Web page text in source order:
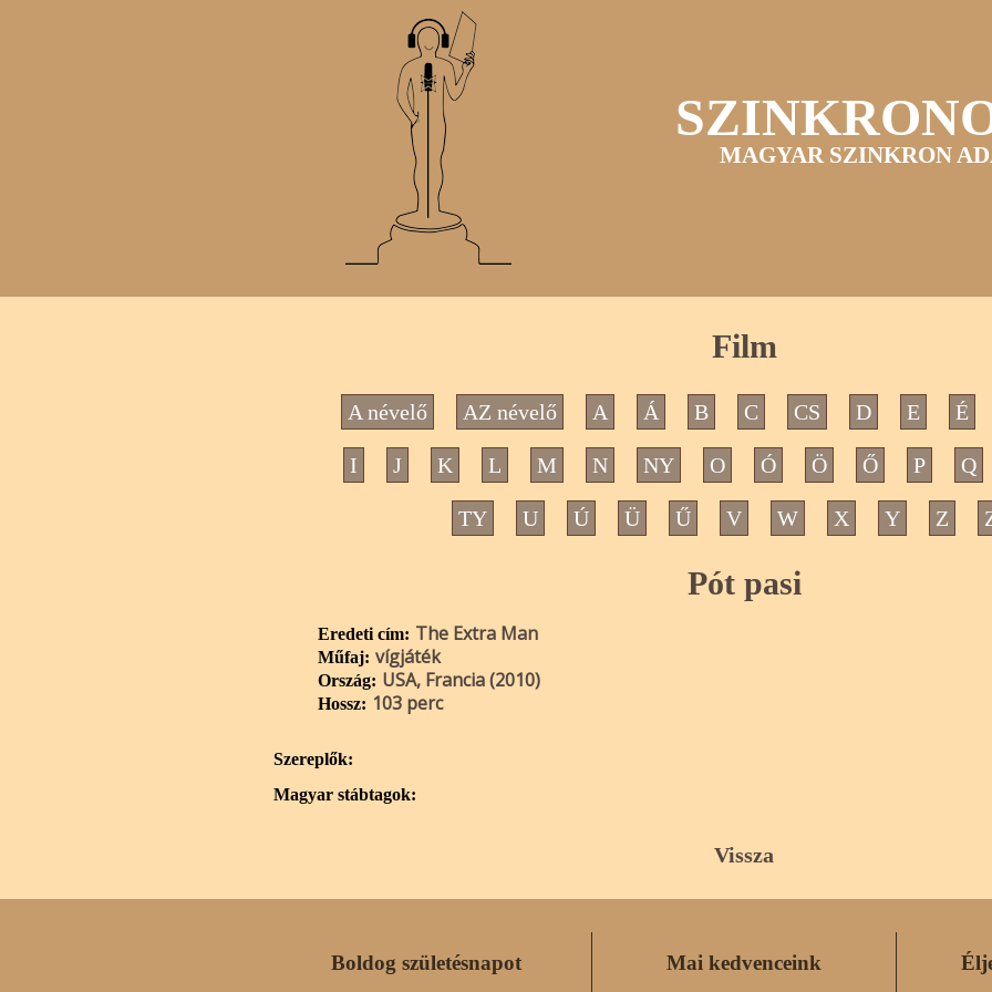
MAGYAR SZINKRON
Film
A névelő AZ névelő A Á B C CS D E É
I J K L M N NY O Ó Ö Ő P Q
TY U Ú Ü Ű V W X Y Z
Pót pasi
Eredeti cím: The Extra Man
Műfaj: vígjáték
Ország: USA, Francia (2010)
Hossz: 103 perc
Szereplők:
Magyar stábtagok:
Vissza
Boldog születésnapot Mai kedvenceink